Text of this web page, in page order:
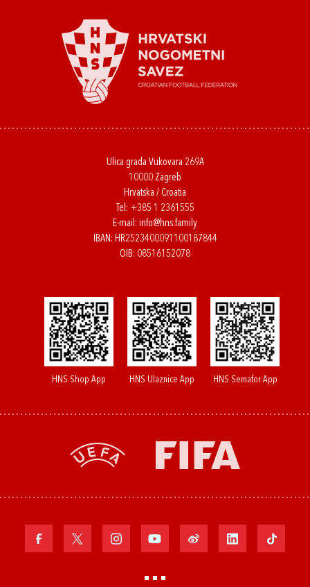
Ulica grada Vukovara 269A
10000 Zagreb
Hrvatska / Croatia
Tel: +385 1 2361555
E-mail: info@hns.family
IBAN: HR2523400091100187844
OIB: 08516152078
HNS Shop App HNS Ulaznice App HNS Semafor App